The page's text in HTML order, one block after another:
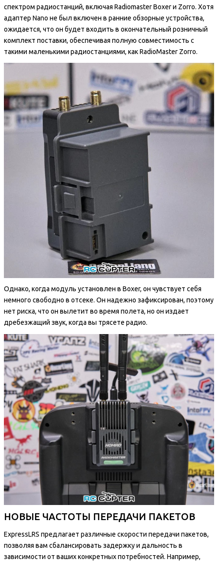
спектром радиостанций, включая Radiomaster Boxer и Zorro. Хотя
адаптер Nano не был включен в ранние обзорные устройства,
ожидается, что он будет входить в окончательный розничный
комплект поставки, обеспечивая полную совместимость с
такими маленькими радиостанциями, как RadioMaster Zorro.
Однако, когда модуль установлен в Boxer, он чувствует себя
немного свободно в отсеке. Он надежно зафиксирован, поэтому
нет риска, что он вылетит во время полета, но он издает
дребезжащий звук, когда вы трясете радио.
НОВЫЕ ЧАСТОТЫ ПЕРЕДАЧИ ПАКЕТОВ
ExpressLRS предлагает различные скорости передачи пакетов,
позволяя вам сбалансировать задержку и дальность в
зависимости от ваших конкретных потребностей. Например,